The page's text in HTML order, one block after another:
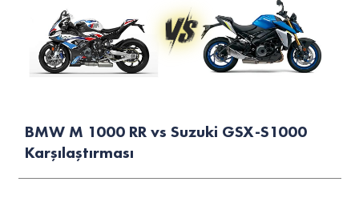
BMW M 1000 RR vs Suzuki GSX-S1000
Karşılaştırması